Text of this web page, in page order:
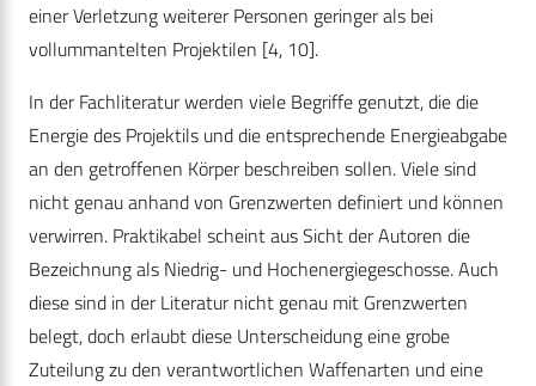
einer Verletzung weiterer Personen geringer als bei
vollummantelten Projektilen [4, 10].
In der Fachliteratur werden viele Begriffe genutzt, die die
Energie des Projektils und die entsprechende Energieabgabe
an den getroffenen Körper beschreiben sollen. Viele sind
nicht genau anhand von Grenzwerten definiert und können
verwirren. Praktikabel scheint aus Sicht der Autoren die
Bezeichnung als Niedrig- und Hochenergiegeschosse. Auch
diese sind in der Literatur nicht genau mit Grenzwerten
belegt, doch erlaubt diese Unterscheidung eine grobe
Zuteilung zu den verantwortlichen Waffenarten und eine